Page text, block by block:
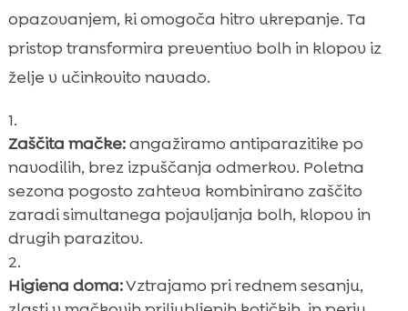
opazovanjem, ki omogoča hitro ukrepanje. Ta
pristop transformira preventivo bolh in klopov iz
želje v učinkovito navado.
Zaščita mačke:angažiramo antiparazitike po
navodilih, brez izpuščanja odmerkov. Poletna
sezona pogosto zahteva kombinirano zaščito
zaradi simultanega pojavljanja bolh, klopov in
drugih parazitov.
Higiena doma:Vztrajamo pri rednem sesanju,